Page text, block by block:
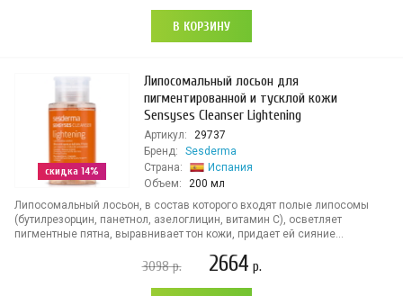
В КОРЗИНУ
скидка 14%
Липосомальный лосьон для
пигментированной и тусклой кожи
Sensyses Cleanser Lightening
Артикул:
29737
Бренд:
Sesderma
Страна:
Испания
Объем:
200 мл
Липосомальный лосьон, в состав которого входят полые липосомы
(бутилрезорцин, панетнол, азелоглицин, витамин С), осветляет
пигментные пятна, выравнивает тон кожи, придает ей сияние...
3098р. 2664 р.